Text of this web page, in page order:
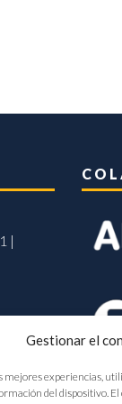
Gestionar el
mejores experiencias,
del dispositivo.
|